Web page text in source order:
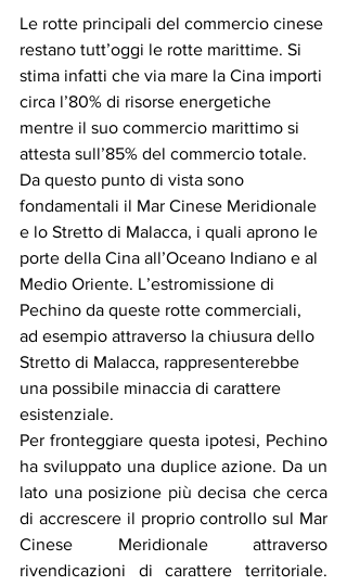
Le rotte principali del commercio cinese
restano tutt’oggi le rotte marittime. Si
stima infatti che via mare la Cina importi
circa l’80% di risorse energetiche
mentre il suo commercio marittimo si
attesta sull’85% del commercio totale.
Da questo punto di vista sono
fondamentali il Mar Cinese Meridionale
e lo Stretto di Malacca, i quali aprono le
porte della Cina all’Oceano Indiano e al
Medio Oriente. L’estromissione di
Pechino da queste rotte commerciali,
ad esempio attraverso la chiusura dello
Stretto di Malacca, rappresenterebbe
una possibile minaccia di carattere
esistenziale.
Per fronteggiare questa ipotesi, Pechino
ha sviluppato una duplice azione. Da un
lato una posizione più decisa che cerca
di accrescere il proprio controllo sul Mar
Cinese Meridionale attraverso
rivendicazioni di carattere territoriale.